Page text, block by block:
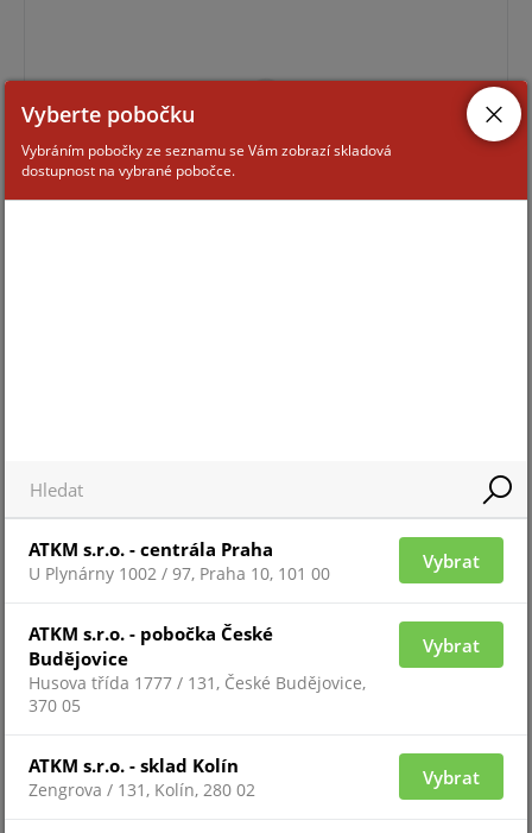
Pro zobrazení informací je nutné být přihlášený
Vyberte pobočku
Vybráním pobočky ze seznamu se Vám zobrazí skladová
dostupnost na vybrané pobočce.
ATKM s.r.o. - centrála Praha
U Plynárny 1002 / 97, Praha 10, 101 00
Vybrat
ATKM s.r.o. - pobočka České
Budějovice
Husova třída 1777 / 131, České Budějovice,
370 05
Vybrat
ATKM s.r.o. - sklad Kolín
Zengrova / 131, Kolín, 280 02
Vybrat